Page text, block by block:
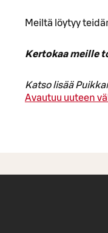
Meiltä löytyy
Kertokaa meille
Katso lisää
Avautuu uuteen